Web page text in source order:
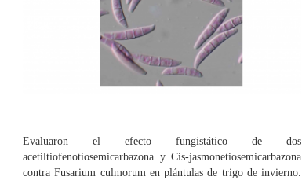
Evaluaron el efecto fungistático de dos
acetiltiofenotiosemicarbazona y Cis-jasmonetiosemicarbazona
contra Fusarium culmorum en plántulas de trigo de invierno.